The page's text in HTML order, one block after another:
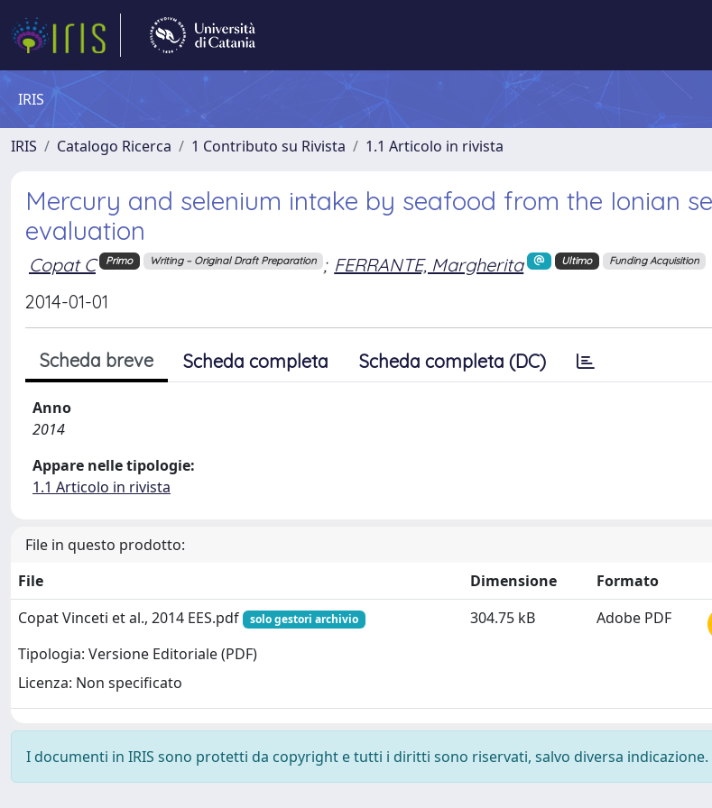
IRIS
IRIS Catalogo Ricerca 1 Contributo su Rivista 1.1 Articolo in rivista
Mercury and selenium intake by seafood from the Ionian
evaluation
Copat C Primo Writing – Original Draft Preparation ; FERRANTE, Margherita Ultimo Funding Acquisition
2014-01-01
Scheda breve Scheda completa Scheda completa (DC)
Anno
2014
Appare nelle tipologie:
1.1 Articolo in rivista
File in questo prodotto:
File
Dimensione
Formato
Copat Vinceti et al., 2014 EES.pdf
solo gestori archivio
Tipologia: Versione Editoriale (PDF)
Licenza: Non specificato
304.75 kB Adobe PDF
I documenti in IRIS sono protetti da copyright e tutti i diritti sono riservati, salvo diversa indicazione.